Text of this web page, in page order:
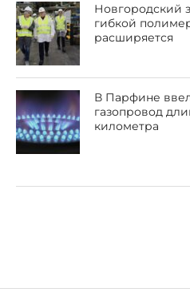
Новгородский
гибкой
расширяется
В Парфине
газопровод
километра